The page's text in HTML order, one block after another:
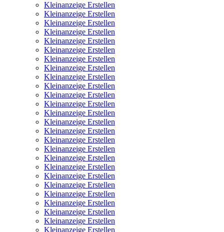
Kleinanzeige Erstellen
Kleinanzeige Erstellen
Kleinanzeige Erstellen
Kleinanzeige Erstellen
Kleinanzeige Erstellen
Kleinanzeige Erstellen
Kleinanzeige Erstellen
Kleinanzeige Erstellen
Kleinanzeige Erstellen
Kleinanzeige Erstellen
Kleinanzeige Erstellen
Kleinanzeige Erstellen
Kleinanzeige Erstellen
Kleinanzeige Erstellen
Kleinanzeige Erstellen
Kleinanzeige Erstellen
Kleinanzeige Erstellen
Kleinanzeige Erstellen
Kleinanzeige Erstellen
Kleinanzeige Erstellen
Kleinanzeige Erstellen
Kleinanzeige Erstellen
Kleinanzeige Erstellen
Kleinanzeige Erstellen
Kleinanzeige Erstellen
Kleinanzeige Erstellen